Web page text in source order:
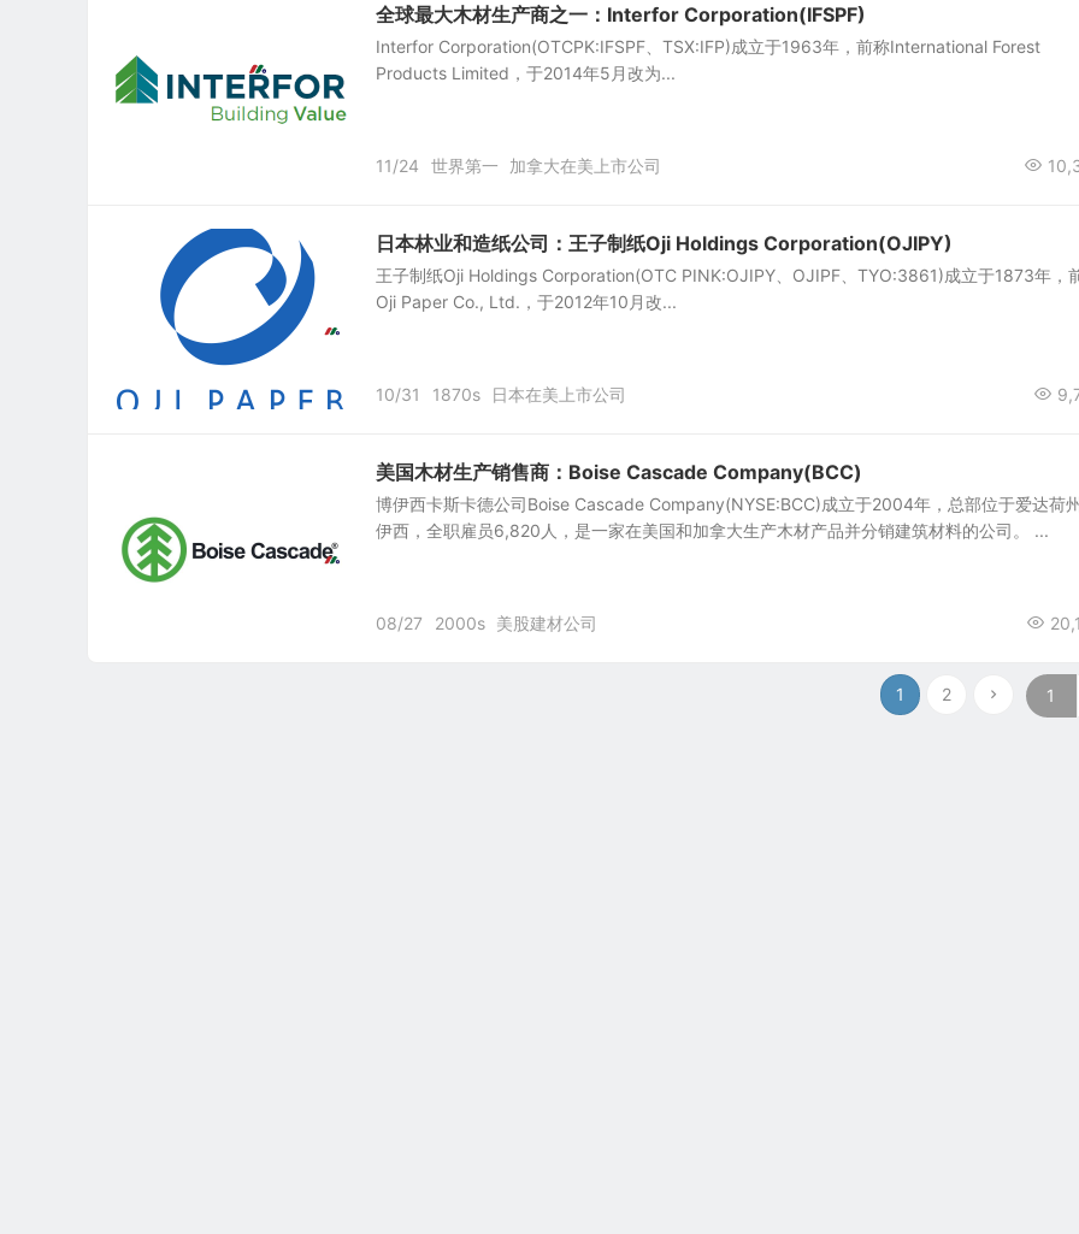
全球最大木材生产商之一：Interfor Corporation(IFSPF)
Interfor Corporation(OTCPK:IFSPF、TSX:IFP)成立于1963年，前称International Forest
Products Limited，于2014年5月改为...
11/24 世界第一 加拿大在美上市公司
日本林业和造纸公司：王子制纸Oji Holdings Corporation(OJIPY)
王子制纸Oji Holdings Corporation(OTC PINK:OJIPY、OJIPF、TYO:3861)成立于1873年，
Oji Paper Co., Ltd.，于2012年10月改...
10/31 1870s 日本在美上市公司
美国木材生产销售商：Boise Cascade Company(BCC)
博伊西卡斯卡德公司Boise Cascade Company(NYSE:BCC)成立于2004年，总部位于爱达荷
伊西，全职雇员6,820人，是一家在美国和加拿大生产木材产品并分销建筑材料的公司。 ...
08/27 2000s 美股建材公司
1 2